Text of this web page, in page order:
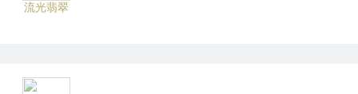
流光翡翠